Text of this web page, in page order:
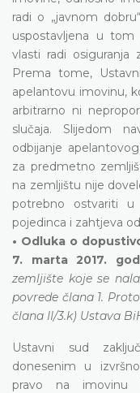
radi o „javnom
uspostavljena u
vlasti radi osiguranja
Prema tome,
apelantovu imovinu,
arbitrarno ni
slučaja. Slijedom
odbijanje
za predmetno
na zemljištu nije
potrebno ostvariti u
pojedinca i zahtjeva
• Odluka o
7. marta 2017.
zemljište koje se
povrede člana 1.
člana II/3.k) Ustava
Ustavni sud
donesenim u
pravo na imovinu